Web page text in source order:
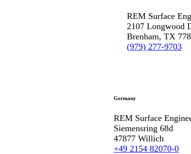
REM Surface
2107 Longwood
Brenham, TX
(979) 277-9703
Germany
REM Surface
Siemensring 68d
47877 Willich
+49 2154 82070-0